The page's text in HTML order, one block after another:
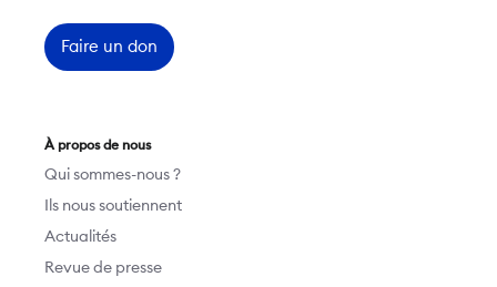
Faire un don
À propos de nous
Qui sommes-nous ?
Ils nous soutiennent
Actualités
Revue de presse